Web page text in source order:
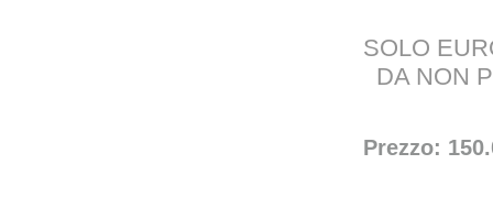
SOLO
DA NON
Prezzo: